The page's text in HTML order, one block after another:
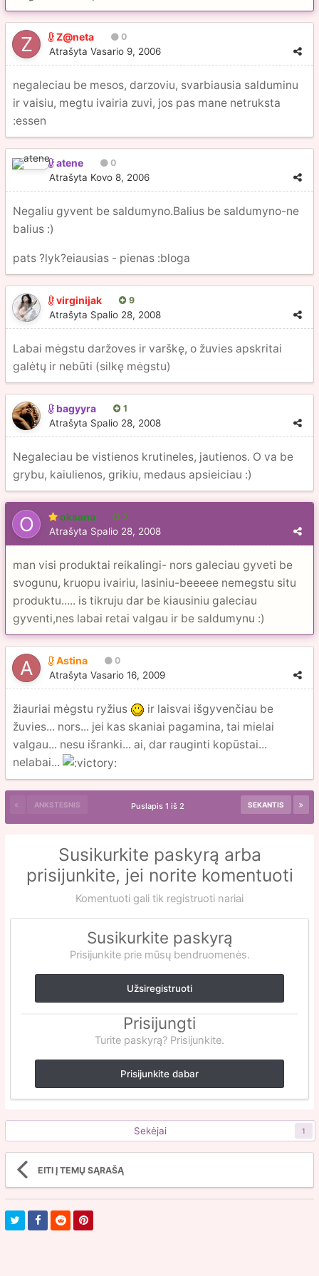
Z@neta 0
Atrašyta Vasario 9, 2006
negaleciau be mesos, darzoviu, svarbiausia salduminu
ir vaisiu, megtu ivairia zuvi, jos pas mane netruksta
:essen
atene 0
Atrašyta Kovo 8, 2006
Negaliu gyvent be saldumyno.Balius be saldumyno-ne
balius :)
pats ?lyk?eiausias - pienas :bloga
virginijak 9
Atrašyta Spalio 28, 2008
Labai mėgstu daržoves ir varškę, o žuvies apskritai
galėtų ir nebūti (silkę mėgstu)
bagyyra 1
Atrašyta Spalio 28, 2008
Negaleciau be vistienos krutineles, jautienos. O va be
grybu, kaiulienos, grikiu, medaus apsieiciau :)
oksana 2
Atrašyta Spalio 28, 2008
man visi produktai reikalingi- nors galeciau gyveti be
svogunu, kruopu ivairiu, lasiniu-beeeee nemegstu situ
produktu..... is tikruju dar be kiausiniu galeciau
gyventi,nes labai retai valgau ir be saldumynu :)
Astina 0
Atrašyta Vasario 16, 2009
žiauriai mėgstu ryžius
ir laisvai išgyvenčiau be
žuvies... nors... jei kas skaniai pagamina, tai mielai
valgau... nesu išranki... ai, dar rauginti kopūstai...
nelabai...
ANKSTESNIS SEKANTIS
Puslapis 1 iš 2
Susikurkite paskyrą arba
prisijunkite, jei norite komentuoti
Komentuoti gali tik registruoti nariai
Susikurkite paskyrą
Prisijunkite prie mūsų bendruomenės.
Užsiregistruoti
Prisijungti
Turite paskyrą? Prisijunkite.
Prisijunkite dabar
Sekėjai 1
EITI Į TEMŲ SĄRAŠĄ